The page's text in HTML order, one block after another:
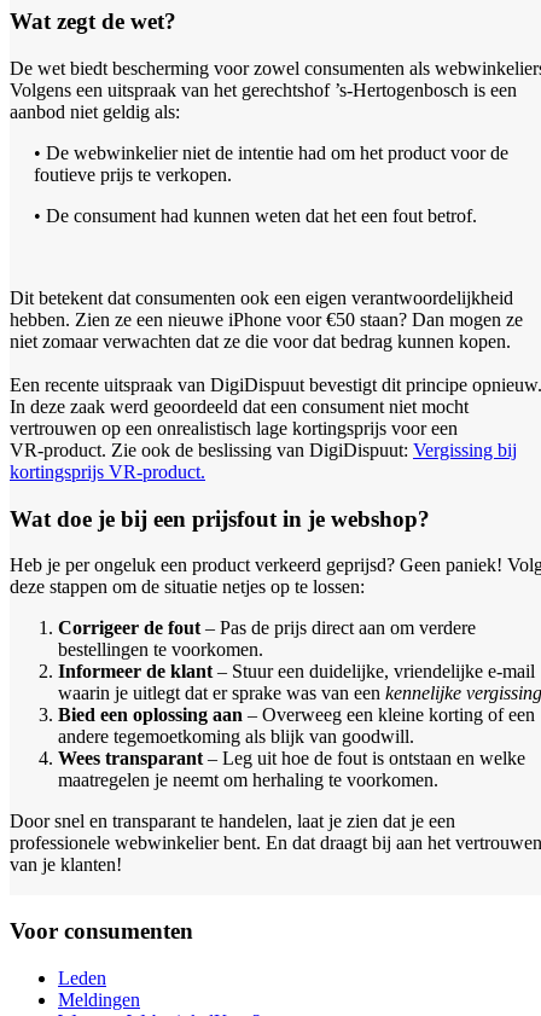
Wat zegt de wet?
De wet biedt bescherming voor zowel consumenten als
Volgens een uitspraak van het gerechtshof ’s-Hertogenbosch is een
aanbod niet geldig als:
• De webwinkelier niet de intentie had om het product voor de
foutieve prijs te verkopen.
• De consument had kunnen weten dat het een fout betrof.
Dit betekent dat consumenten ook een eigen verantwoordelijkheid
hebben. Zien ze een nieuwe iPhone voor €50 staan? Dan mogen ze
niet zomaar verwachten dat ze die voor dat bedrag kunnen kopen.
Een recente uitspraak van DigiDispuut bevestigt dit principe opnieuw.
In deze zaak werd geoordeeld dat een consument niet mocht
vertrouwen op een onrealistisch lage kortingsprijs voor een
VR‑product. Zie ook de beslissing van DigiDispuut: Vergissing bij
kortingsprijs VR‑product.
Wat doe je bij een prijsfout in je webshop?
Heb je per ongeluk een product verkeerd geprijsd? Geen paniek!
deze stappen om de situatie netjes op te lossen:
Corrigeer de fout – Pas de prijs direct aan om verdere
bestellingen te voorkomen.
Informeer de klant – Stuur een duidelijke, vriendelijke e-mail
waarin je uitlegt dat er sprake was van een kennelijke vergissing
Bied een oplossing aan – Overweeg een kleine korting of een
andere tegemoetkoming als blijk van goodwill.
Wees transparant – Leg uit hoe de fout is ontstaan en welke
maatregelen je neemt om herhaling te voorkomen.
Door snel en transparant te handelen, laat je zien dat je een
professionele webwinkelier bent. En dat draagt bij aan het vertrouwen
van je klanten!
Voor consumenten
Leden
Meldingen